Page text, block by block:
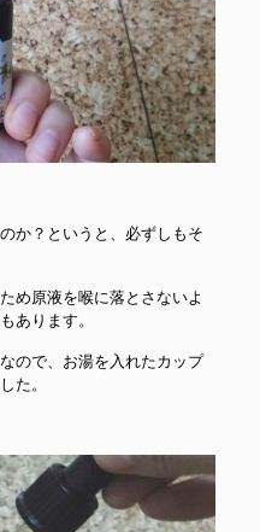
か？というと、必ずしもそ
め原液を喉に落とさないよ
あります。
ので、お湯を入れたカップ
た。